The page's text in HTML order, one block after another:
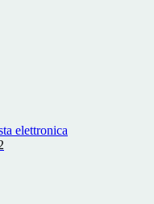
elettronica